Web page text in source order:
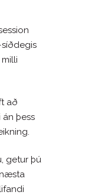
að
þess
getur þú